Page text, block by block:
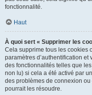
fonctionnalité.
Haut
À quoi sert « Supprimer les
Cela supprime tous les cookies
paramètres d’authentification
des fonctionnalités telles que
non lu) si cela a été activé par
des problèmes de connexion
pourrait les résoudre.